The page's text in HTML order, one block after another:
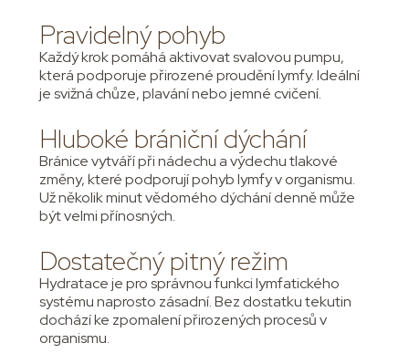
Pravidelný pohyb
Každý krok pomáhá aktivovat svalovou pumpu,
která podporuje přirozené proudění lymfy. Ideální
je svižná chůze, plavání nebo jemné cvičení.
Hluboké brániční dýchání
Bránice vytváří při nádechu a výdechu tlakové
změny, které podporují pohyb lymfy v organismu.
Už několik minut vědomého dýchání denně může
být velmi přínosných.
Dostatečný pitný režim
Hydratace je pro správnou funkci lymfatického
systému naprosto zásadní. Bez dostatku tekutin
dochází ke zpomalení přirozených procesů v
organismu.